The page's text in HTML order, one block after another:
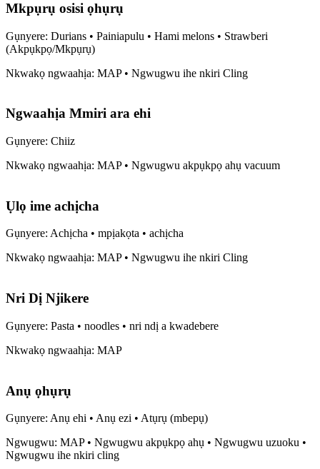
Mkpụrụ osisi ọhụrụ
Gụnyere: Durians • Painiapulu • Hami melons • Strawberi
(Akpụkpọ/Mkpụrụ)
Nkwakọ ngwaahịa: MAP • Ngwugwu ihe nkiri Cling
Ngwaahịa Mmiri ara ehi
Gụnyere: Chiiz
Nkwakọ ngwaahịa: MAP • Ngwugwu akpụkpọ ahụ vacuum
Ụlọ ime achịcha
Gụnyere: Achịcha • mpịakọta • achịcha
Nkwakọ ngwaahịa: MAP • Ngwugwu ihe nkiri Cling
Nri Dị Njikere
Gụnyere: Pasta • noodles • nri ndị a kwadebere
Nkwakọ ngwaahịa: MAP
Anụ ọhụrụ
Gụnyere: Anụ ehi • Anụ ezi • Atụrụ (mbepụ)
Ngwugwu: MAP • Ngwugwu akpụkpọ ahụ • Ngwugwu uzuoku •
Ngwugwu ihe nkiri cling